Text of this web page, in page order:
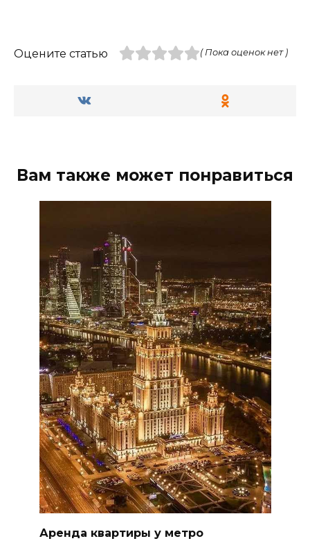
Оцените статью ( Пока оценок нет )
Вам также может понравиться
Аренда квартиры у метро